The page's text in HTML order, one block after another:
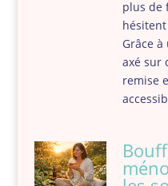
plus de
hésitent
Grâce
axé sur
remise